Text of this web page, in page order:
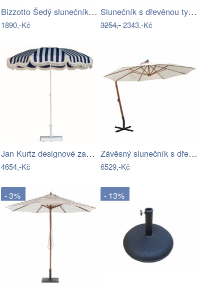
Bizzotto Šedý slunečník Samba Ø 270 cm
1890,-Kč
Slunečník s dřevěnou tyčí Ø 300 cm…
3254,-2343,-Kč
Jan Kurtz designové zahradní slunečníky…
4654,-Kč
Závěsný slunečník s dřevěnou tyčí Ø 350…
6529,-Kč
- 3% - 13%